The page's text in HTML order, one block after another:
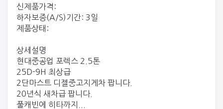
신제품가격:
하자보증(A/S)기간: 3일
제품상태:
상세설명
현대중공업 포렉스 2.5톤
25D-9H 최상급
2단마스트 디젤중고지게차 팝니다.
20년식 새차급 팝니다.
풀캐빈에 히타까지...